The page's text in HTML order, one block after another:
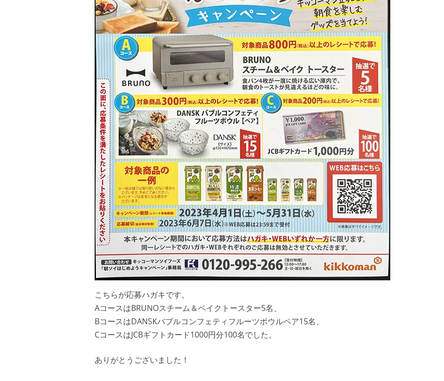
こちらが応募ハガキです。
AコースはBRUNOスチーム＆ベイクトースター5名、
BコースはDANSKバブルコンフェティフルーツボウルペア15名、
CコースはJCBギフトカード1000円分100名でした。
ありがとうございました！